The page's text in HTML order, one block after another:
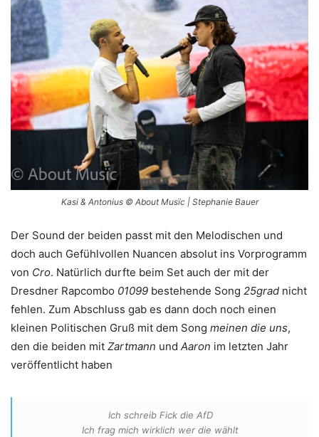
Kasi & Antonius © About Musïc | Stephanie Bauer
Der Sound der beiden passt mit den Melodischen und
doch auch Gefühlvollen Nuancen absolut ins Vorprogramm
von Cro. Natürlich durfte beim Set auch der mit der
Dresdner Rapcombo 01099 bestehende Song 25grad nicht
fehlen. Zum Abschluss gab es dann doch noch einen
kleinen Politischen Gruß mit dem Song meinen die uns,
den die beiden mit Zartmann und Aaron im letzten Jahr
veröffentlicht haben
Ich schreib Fick die AfD
Ich frag mich wirklich wer die wählt